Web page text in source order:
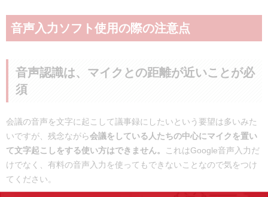
音声入力ソフト使用の際の注意点
音声認識は、マイクとの距離が近いことが必
須
会議の音声を文字に起こして議事録にしたいという要望は多いみた
いですが、残念ながら会議をしている人たちの中心にマイクを置い
て文字起こしをする使い方はできません。
これはGoogle音声入力だ
けでなく、有料の音声入力を使ってもできないことなので気をつけ
てください。